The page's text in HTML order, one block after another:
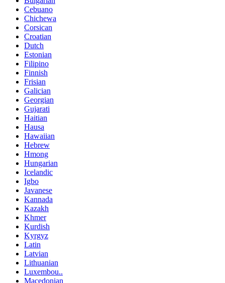
Cebuano
Chichewa
Corsican
Croatian
Dutch
Estonian
Filipino
Finnish
Frisian
Galician
Georgian
Gujarati
Haitian
Hausa
Hawaiian
Hebrew
Hmong
Hungarian
Icelandic
Igbo
Javanese
Kannada
Kazakh
Khmer
Kurdish
Kyrgyz
Latin
Latvian
Lithuanian
Luxembou..
Macedonian